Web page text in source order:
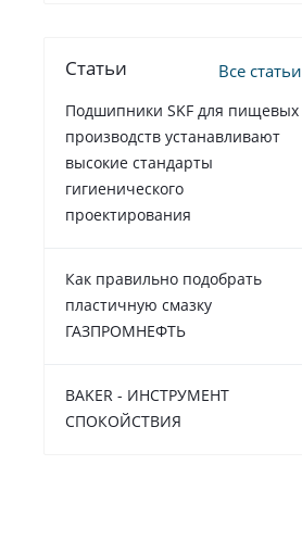
Статьи Все статьи
Подшипники SKF для пищевых
производств устанавливают
высокие стандарты
гигиенического
проектирования
Как правильно подобрать
пластичную смазку
ГАЗПРОМНЕФТЬ
BAKER - ИНСТРУМЕНТ
СПОКОЙСТВИЯ